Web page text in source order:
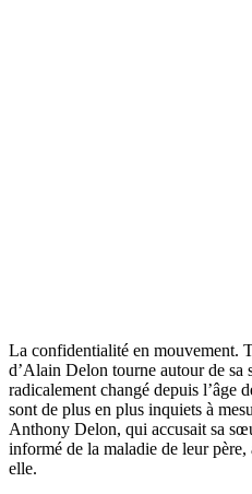
La confidentialité en mouvement.
d’Alain Delon tourne autour de sa
radicalement changé depuis l’âge
sont de plus en plus inquiets à
Anthony Delon, qui accusait sa
informé de la maladie de leur
elle.